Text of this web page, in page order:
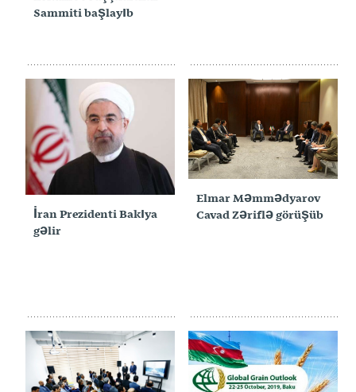
Sammiti başlayıb
24 اکتبر 2019
Elmar Məmmədyarov
Cavad Zəriflə görüşüb
İran Prezidenti Bakıya
gəlir